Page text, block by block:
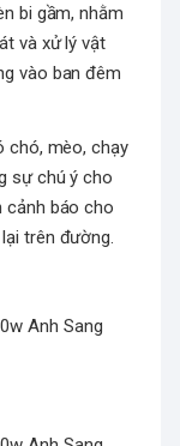
bi gầm, nhằm
và xử lý vật
vào ban đêm
chó, mèo, chạy
sự chú ý cho
cảnh báo cho
trên đường.